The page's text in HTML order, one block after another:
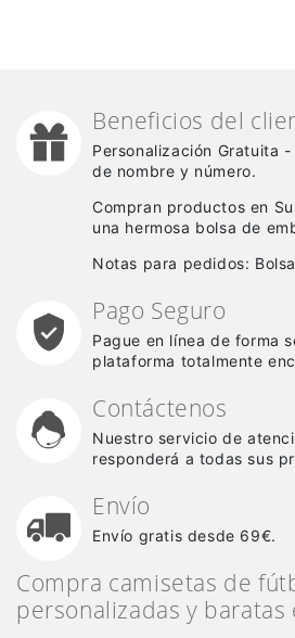
Beneficios del
Personalización Gratuita
de nombre y número.
Compran productos en
una hermosa bolsa de
Notas para pedidos:
Pago Seguro
Pague en línea de forma
plataforma totalmente
Contáctenos
Nuestro servicio de
responderá a todas sus
Envío
Envío gratis desde 69€.
Compra camisetas de
personalizadas y baratas